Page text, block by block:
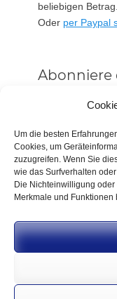
Um die besten
Cookies, um
zuzugreifen. Wenn Sie
wie das Surfverhalten
Die Nichteinwilligung
Merkmale und Funktionen
beliebigen Betrag.
Oder per Paypal
Abonniere
Vorname oder
Email
Alle